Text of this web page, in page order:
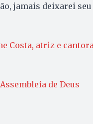
jamais deixarei seu
Costa, atriz e
de Deus